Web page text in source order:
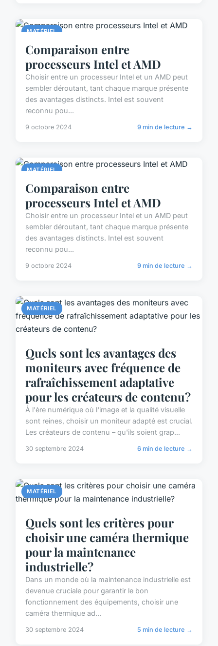
MATÉRIEL
Comparaison entre
processeurs Intel et AMD
Choisir entre un processeur Intel et un AMD peut
sembler déroutant, tant chaque marque présente
des avantages distincts. Intel est souvent
reconnu pou...
9 octobre 2024 9 min de lecture →
MATÉRIEL
Comparaison entre
processeurs Intel et AMD
Choisir entre un processeur Intel et un AMD peut
sembler déroutant, tant chaque marque présente
des avantages distincts. Intel est souvent
reconnu pou...
9 octobre 2024 9 min de lecture →
MATÉRIEL
Quels sont les avantages des
moniteurs avec fréquence de
rafraîchissement adaptative
pour les créateurs de contenu?
À l'ère numérique où l'image et la qualité visuelle
sont reines, choisir un moniteur adapté est crucial.
Les créateurs de contenu – qu'ils soient grap...
30 septembre 2024 6 min de lecture →
MATÉRIEL
Quels sont les critères pour
choisir une caméra thermique
pour la maintenance
industrielle?
Dans un monde où la maintenance industrielle est
devenue cruciale pour garantir le bon
fonctionnement des équipements, choisir une
caméra thermique ad...
30 septembre 2024 5 min de lecture →